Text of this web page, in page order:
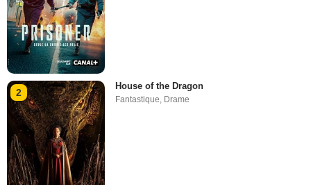
2
House of the Dragon
Fantastique, Drame